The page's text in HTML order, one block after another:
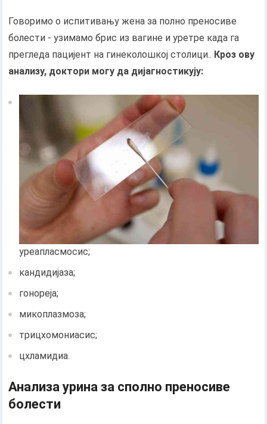
Говоримо о испитивању жена за полно преносиве
болести - узимамо брис из вагине и уретре када га
прегледа пацијент на гинеколошкој столици.. Кроз ову
анализу, доктори могу да дијагностикују:
уреапласмосис;
кандидијаза;
гонореја;
микоплазмоза;
трицхомониасис;
цхламидиа.
Анализа урина за сполно преносиве
болести